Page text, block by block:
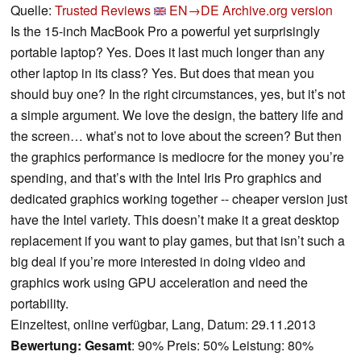
Quelle: Trusted Reviews EN→DE Archive.org version
Is the 15-inch MacBook Pro a powerful yet surprisingly
portable laptop? Yes. Does it last much longer than any
other laptop in its class? Yes. But does that mean you
should buy one? In the right circumstances, yes, but it’s not
a simple argument. We love the design, the battery life and
the screen… what’s not to love about the screen? But then
the graphics performance is mediocre for the money you’re
spending, and that’s with the Intel Iris Pro graphics and
dedicated graphics working together -- cheaper version just
have the Intel variety. This doesn’t make it a great desktop
replacement if you want to play games, but that isn’t such a
big deal if you’re more interested in doing video and
graphics work using GPU acceleration and need the
portability.
Einzeltest, online verfügbar, Lang, Datum: 29.11.2013
Bewertung: Gesamt: 90% Preis: 50% Leistung: 80%